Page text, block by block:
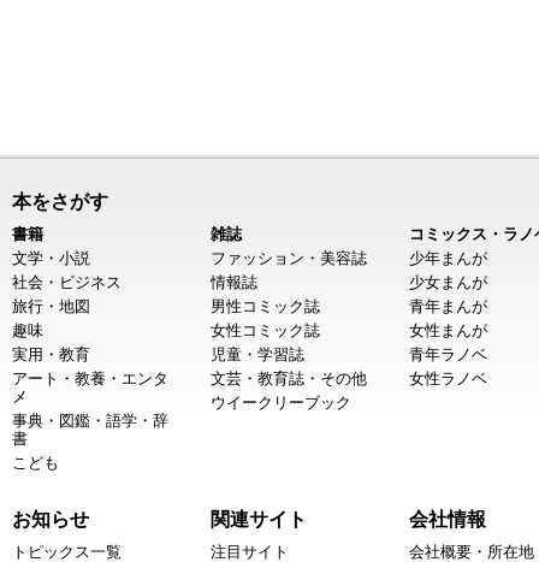
本をさがす
書籍
文学・小説
社会・ビジネス
旅行・地図
趣味
実用・教育
アート・教養・エンタ
メ
事典・図鑑・語学・辞
書
こども
雑誌
ファッション・美容誌
情報誌
男性コミック誌
女性コミック誌
児童・学習誌
文芸・教育誌・その他
ウイークリーブック
コミックス・ラノ
少年まんが
少女まんが
青年まんが
女性まんが
青年ラノベ
女性ラノベ
お知らせ
トピックス一覧
関連サイト
注目サイト
会社情報
会社概要・所在地